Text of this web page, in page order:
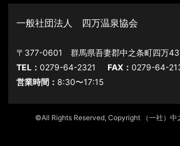
一般社団法人 四万温泉協会
〒377-0601 群馬県吾妻郡中之条町四万
TEL：0279-64-2321 FAX：0279-64-
営業時間： 8:30〜17:15
©All Rights Reserved, Copyright （一社）中